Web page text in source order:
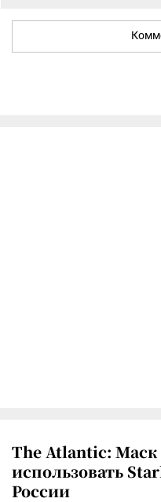
The Atlantic: Маск
использовать
России